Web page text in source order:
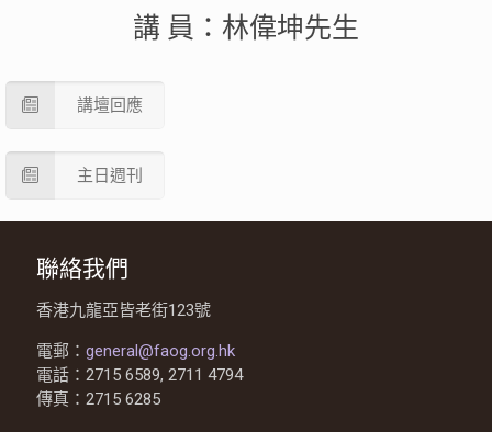
講 員：林偉坤先生
講壇回應
主日週刊
聯絡我們
香港九龍亞皆老街123號
電郵： general@faog.org.hk
電話：2715 6589, 2711 4794
傳真：2715 6285